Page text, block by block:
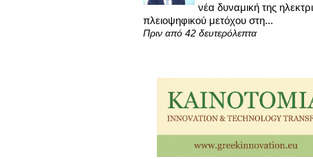
νέα δυναμική της
πλειοψηφικού μετόχου στη...
Πριν από 42 δευτερόλεπτα